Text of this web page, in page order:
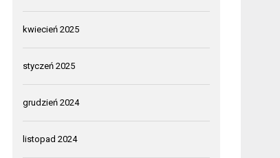
kwiecień 2025
styczeń 2025
grudzień 2024
listopad 2024